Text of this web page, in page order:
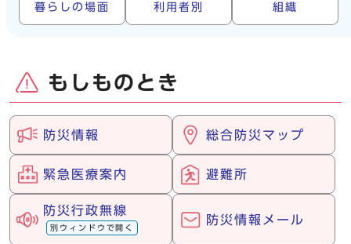
暮らしの場面 利用者別 組織
もしものとき
防災情報 総合防災マップ
緊急医療案内 避難所
防災行政無線
別ウィンドウで開く
防災情報メール